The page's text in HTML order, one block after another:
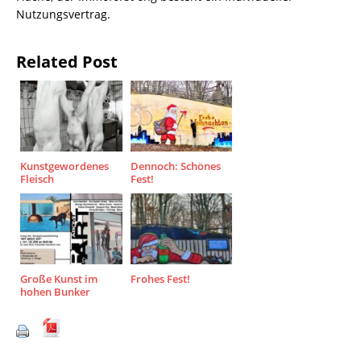
Nutzungsvertrag.
Related Post
Kunstgewordenes
Fleisch
Dennoch: Schönes
Fest!
Große Kunst im
hohen Bunker
Frohes Fest!